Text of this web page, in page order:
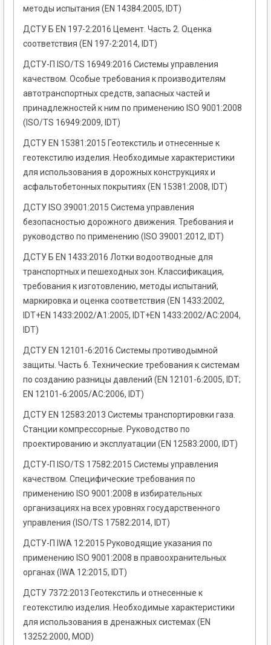
методы испытания (EN 14384:2005, IDT)
ДСТУ Б EN 197-2:2016 Цемент. Часть 2. Оценка
соответствия (EN 197-2:2014, IDT)
ДСТУ-П ISO/TS 16949:2016 Системы управления
качеством. Особые требования к производителям
автотранспортных средств, запасных частей и
принадлежностей к ним по применению ISO 9001:2008
(ISO/TS 16949:2009, IDT)
ДСТУ EN 15381:2015 Геотекстиль и отнесенные к
геотекстилю изделия. Необходимые характеристики
для использования в дорожных конструкциях и
асфальтобетонных покрытиях (EN 15381:2008, IDT)
ДСТУ ISO 39001:2015 Система управления
безопасностью дорожного движения. Требования и
руководство по применению (ISO 39001:2012, IDT)
ДСТУ Б EN 1433:2016 Лотки водоотводные для
транспортных и пешеходных зон. Классификация,
требования к изготовлению, методы испытаний,
маркировка и оценка соответствия (EN 1433:2002,
IDT+EN 1433:2002/A1:2005, IDT+EN 1433:2002/AC:2004,
IDT)
ДСТУ EN 12101-6:2016 Системы противодымной
защиты. Часть 6. Технические требования к системам
по созданию разницы давлений (EN 12101-6:2005, IDT;
EN 12101-6:2005/AC:2006, IDT)
ДСТУ EN 12583:2013 Системы транспортировки газа.
Станции компрессорные. Руководство по
проектированию и эксплуатации (ЕN 12583:2000, IDT)
ДСТУ-П ISO/TS 17582:2015 Системы управления
качеством. Специфические требования по
применению ISO 9001:2008 в избирательных
организациях на всех уровнях государственного
управления (ISO/TS 17582:2014, IDT)
ДСТУ-П IWA 12:2015 Руководящие указания по
применению ISO 9001:2008 в правоохранительных
органах (IWA 12:2015, IDT)
ДСТУ 7372:2013 Геотекстиль и отнесенные к
геотекстилю изделия. Необходимые характеристики
для использования в дренажных системах (EN
13252:2000, MOD)